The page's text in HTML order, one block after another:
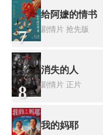
7
给阿嬷的情书
剧情片 抢先版
8
消失的人
剧情片 正片
我的妈耶